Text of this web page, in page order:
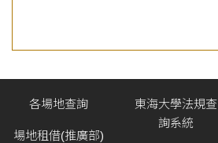
各場地查詢
場地租借(推廣部)
東海大學法規查
詢系統